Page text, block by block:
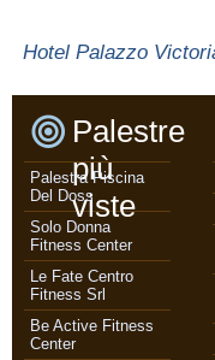
Hotel Palazzo
Palestre
più
viste
Palestra Piscina
Del Doss
Solo Donna
Fitness Center
Le Fate Centro
Fitness Srl
Be Active Fitness
Center